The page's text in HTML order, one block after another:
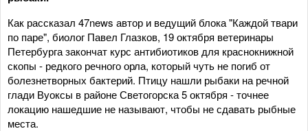
Как рассказал 47news автор и ведущий блока "Каждой твари
по паре", биолог Павел Глазков, 19 октября ветеринары
Петербурга закончат курс антибиотиков для краснокнижной
скопы - редкого речного орла, который чуть не погиб от
болезнетворных бактерий. Птицу нашли рыбаки на речной
глади Вуоксы в районе Светогорска 5 октября - точнее
локацию нашедшие не называют, чтобы не сдавать рыбные
места.